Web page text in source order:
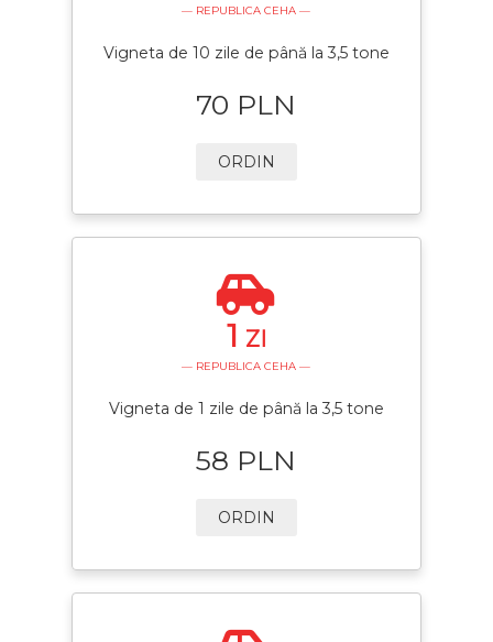
— REPUBLICA CEHA —
Vigneta de 10 zile de până la 3,5 tone
70 PLN
ORDIN
1 ZI
— REPUBLICA CEHA —
Vigneta de 1 zile de până la 3,5 tone
58 PLN
ORDIN